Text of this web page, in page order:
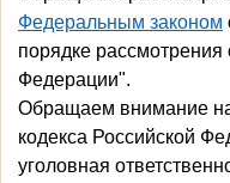
Федеральным законом
порядке
Федерации".
Обращаем внимание на
кодекса Российской
уголовная